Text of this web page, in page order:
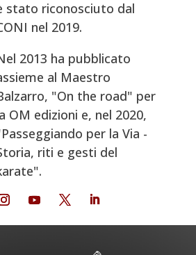
stato riconosciuto dal
nel 2019.
2013 ha pubblicato
al Maestro
"On the road" per
OM edizioni e, nel 2020,
per la Via -
riti e gesti del